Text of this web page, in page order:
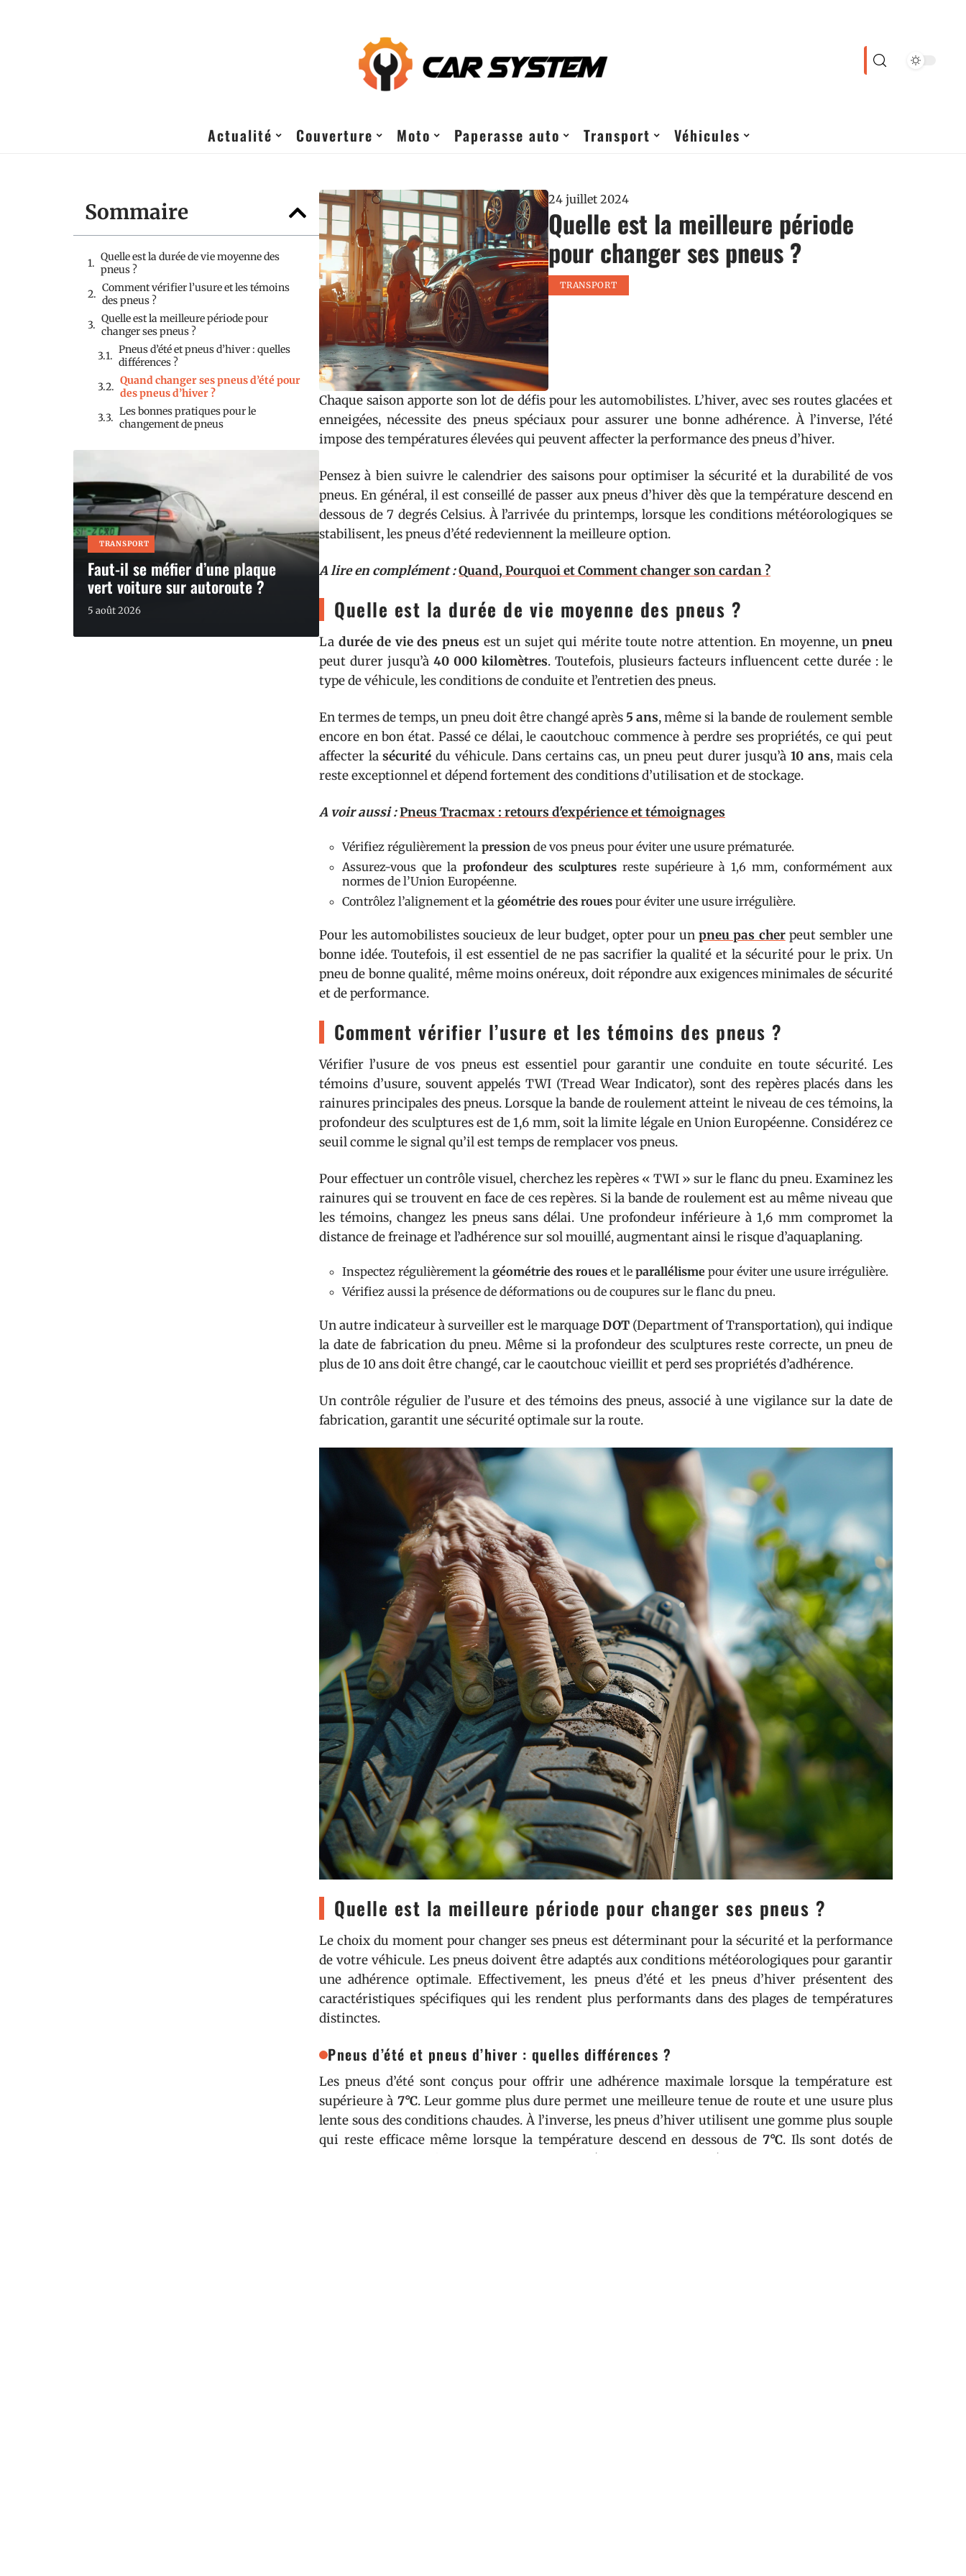
Actualité Couverture Moto Paperasse auto Transport Véhicules
Sommaire
Quelle est la durée de vie moyenne des
pneus ?
Comment vérifier l’usure et les témoins
des pneus ?
Quelle est la meilleure période pour
changer ses pneus ?
Pneus d’été et pneus d’hiver : quelles
différences ?
Quand changer ses pneus d’été pour
des pneus d’hiver ?
Les bonnes pratiques pour le
changement de pneus
TRANSPORT
Faut-il se méfier d’une plaque
vert voiture sur autoroute ?
5 août 2026
24 juillet 2024
Quelle est la meilleure période
pour changer ses pneus ?
TRANSPORT
Chaque saison apporte son lot de défis pour les automobilistes. L’hiver, avec ses routes glacées et
enneigées, nécessite des pneus spéciaux pour assurer une bonne adhérence. À l’inverse, l’été
impose des températures élevées qui peuvent affecter la performance des pneus d’hiver.
Pensez à bien suivre le calendrier des saisons pour optimiser la sécurité et la durabilité de vos
pneus. En général, il est conseillé de passer aux pneus d’hiver dès que la température descend en
dessous de 7 degrés Celsius. À l’arrivée du printemps, lorsque les conditions météorologiques se
stabilisent, les pneus d’été redeviennent la meilleure option.
A lire en complément :Quand, Pourquoi et Comment changer son cardan ?
Quelle est la durée de vie moyenne des pneus ?
La durée de vie des pneus est un sujet qui mérite toute notre attention. En moyenne, unpneu
peut durer jusqu’à40 000 kilomètres. Toutefois, plusieurs facteurs influencent cette durée : le
type de véhicule, les conditions de conduite et l’entretien des pneus.
En termes de temps, un pneu doit être changé après 5 ans, même si la bande de roulement semble
encore en bon état. Passé ce délai, le caoutchouc commence à perdre ses propriétés, ce qui peut
affecter lasécurité du véhicule. Dans certains cas, un pneu peut durer jusqu’à 10 ans, mais cela
reste exceptionnel et dépend fortement des conditions d’utilisation et de stockage.
A voir aussi :Pneus Tracmax : retours d'expérience et témoignages
Vérifiez régulièrement la pression de vos pneus pour éviter une usure prématurée.
Assurez-vous que la profondeur des sculptures reste supérieure à 1,6 mm, conformément aux
normes de l’Union Européenne.
Contrôlez l’alignement et la géométrie des roues pour éviter une usure irrégulière.
Pour les automobilistes soucieux de leur budget, opter pour unpneu pas cherpeut sembler une
bonne idée. Toutefois, il est essentiel de ne pas sacrifier la qualité et la sécurité pour le prix. Un
pneu de bonne qualité, même moins onéreux, doit répondre aux exigences minimales de sécurité
et de performance.
Comment vérifier l’usure et les témoins des pneus ?
Vérifier l’usure de vos pneus est essentiel pour garantir une conduite en toute sécurité. Les
témoins d’usure, souvent appelés TWI (Tread Wear Indicator), sont des repères placés dans les
rainures principales des pneus. Lorsque la bande de roulement atteint le niveau de ces témoins, la
profondeur des sculptures est de 1,6 mm, soit la limite légale en Union Européenne. Considérez ce
seuil comme le signal qu’il est temps de remplacer vos pneus.
Pour effectuer un contrôle visuel, cherchez les repères « TWI » sur le flanc du pneu. Examinez les
rainures qui se trouvent en face de ces repères. Si la bande de roulement est au même niveau que
les témoins, changez les pneus sans délai. Une profondeur inférieure à 1,6 mm compromet la
distance de freinage et l’adhérence sur sol mouillé, augmentant ainsi le risque d’aquaplaning.
Inspectez régulièrement la géométrie des roues et le parallélisme pour éviter une usure irrégulière.
Vérifiez aussi la présence de déformations ou de coupures sur le flanc du pneu.
Un autre indicateur à surveiller est le marquageDOT (Department of Transportation), qui indique
la date de fabrication du pneu. Même si la profondeur des sculptures reste correcte, un pneu de
plus de 10 ans doit être changé, car le caoutchouc vieillit et perd ses propriétés d’adhérence.
Un contrôle régulier de l’usure et des témoins des pneus, associé à une vigilance sur la date de
fabrication, garantit une sécurité optimale sur la route.
Quelle est la meilleure période pour changer ses pneus ?
Le choix du moment pour changer ses pneus est déterminant pour la sécurité et la performance
de votre véhicule. Les pneus doivent être adaptés aux conditions météorologiques pour garantir
une adhérence optimale. Effectivement, les pneus d’été et les pneus d’hiver présentent des
caractéristiques spécifiques qui les rendent plus performants dans des plages de températures
distinctes.
Pneus d’été et pneus d’hiver : quelles différences ?
Les pneus d’été sont conçus pour offrir une adhérence maximale lorsque la température est
supérieure à 7°C. Leur gomme plus dure permet une meilleure tenue de route et une usure plus
lente sous des conditions chaudes. À l’inverse, les pneus d’hiver utilisent une gomme plus souple
qui reste efficace même lorsque la température descend en dessous de 7°C. Ils sont dotés de